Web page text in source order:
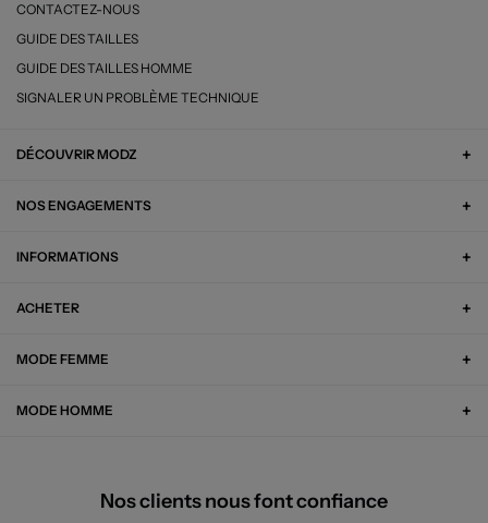
CONTACTEZ-NOUS
GUIDE DES TAILLES
GUIDE DES TAILLES HOMME
SIGNALER UN PROBLÈME TECHNIQUE
DÉCOUVRIR MODZ
NOS ENGAGEMENTS
INFORMATIONS
ACHETER
MODE FEMME
MODE HOMME
Nos clients nous font confiance